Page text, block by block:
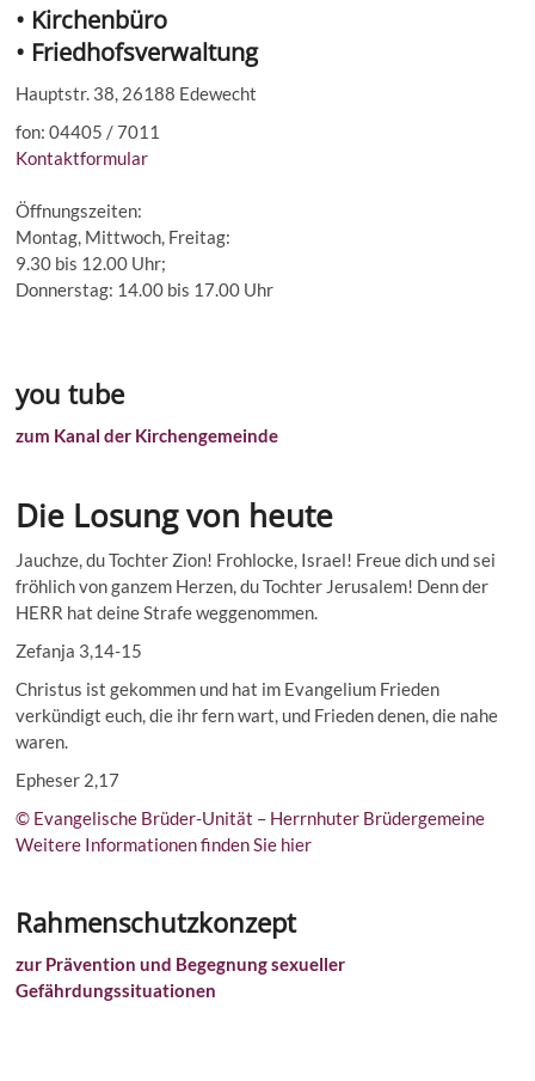
• Kirchenbüro
• Friedhofsverwaltung
Hauptstr. 38, 26188 Edewecht
fon: 04405 / 7011
Kontaktformular
Öffnungszeiten:
Montag, Mittwoch, Freitag:
9.30 bis 12.00 Uhr;
Donnerstag: 14.00 bis 17.00 Uhr
you tube
zum Kanal der Kirchengemeinde
Die Losung von heute
Jauchze, du Tochter Zion! Frohlocke, Israel! Freue dich und sei
fröhlich von ganzem Herzen, du Tochter Jerusalem! Denn der
HERR hat deine Strafe weggenommen.
Zefanja 3,14-15
Christus ist gekommen und hat im Evangelium Frieden
verkündigt euch, die ihr fern wart, und Frieden denen, die nahe
waren.
Epheser 2,17
© Evangelische Brüder-Unität – Herrnhuter Brüdergemeine
Weitere Informationen finden Sie hier
Rahmenschutzkonzept
zur Prävention und Begegnung sexueller
Gefährdungssituationen